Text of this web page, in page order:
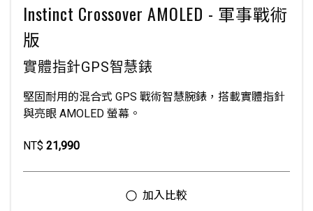
Instinct Crossover AMOLED - 軍事戰術
版
實體指針GPS智慧錶
堅固耐用的混合式 GPS 戰術智慧腕錶，搭載實體指針
與亮眼 AMOLED 螢幕。
NT$ 21,990